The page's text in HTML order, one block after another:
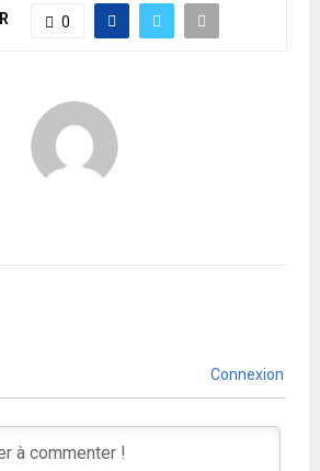
0
Connexion